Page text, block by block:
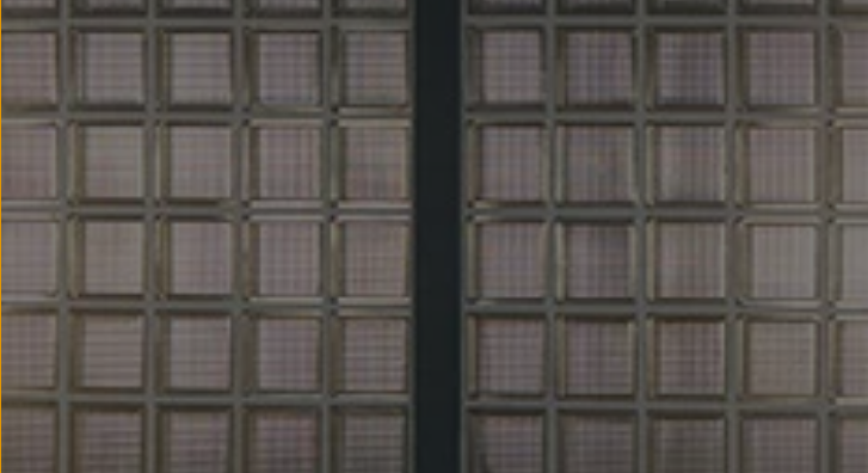
Modele sportowe
Leasing i najem dla firm
Finansowanie aut używanych
Finansowanie dla firm
Najem
Finansowanie aut używanych
Kalkulator finansowy
Ubezpieczenia komunikacyjne
Ubezpieczenie GAP/RTI
Mała flota
Duża flota